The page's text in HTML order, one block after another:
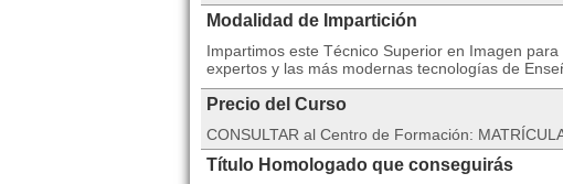
Modalidad de Impartición
Impartimos este Técnico Superior en Imagen
expertos y las más modernas tecnologías de
Precio del Curso
CONSULTAR al Centro de Formación:
Título Homologado que conseguirás